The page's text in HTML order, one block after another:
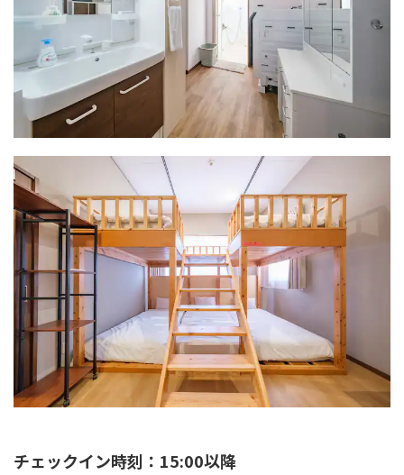
チェックイン時刻：15:00以降